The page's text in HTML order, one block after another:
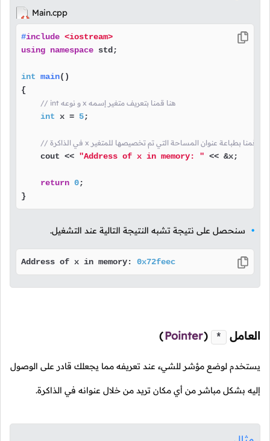
Main.cpp
#include <iostream>
using namespace std;
int main()
{
// int و نوعه x هنا قمنا بتعريف متغير إسمه
int x = 5;
// في الذاكرة x هنا قمنا بطباعة عنوان المساحة التي تم تخصيصها للمتغير
    cout <<
"Address of x in memory: " << &x;
return 0;
}
سنحصل على نتيجة تشبه النتيجة التالية عند التشغيل.
Address of x in memory: 0x72feec
العامل *
(
Pointer
)
يستخدم لوضع مؤشر للشيء عند تعريفه مما يجعلك قادر على الوصول
إليه بشكل مباشر من أي مكان تريد من خلال عنوانه في الذاكرة.